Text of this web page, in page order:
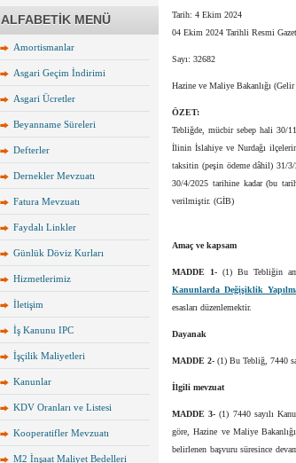
ALFABETİK MENÜ
Amortismanlar
Asgari Geçim İndirimi
Asgari Ücretler
Beyanname Süreleri
Defterler
Dernekler Mevzuatı
Fatura Mevzuatı
Faydalı Linkler
Günlük Döviz Kurları
Hizmetlerimiz
İletişim
İş Kanunu IPC
İşçilik Maliyetleri
Kanunlar
KDV Oranları ve Listesi
Kooperatifler Mevzuatı
M2 İnşaat Maliyet Bedelleri
Tarih: 4 Ekim 2024
04 Ekim 2024 Tarihli Resmi
Sayı: 32682
Hazine ve Maliye Bakanlığı (Gelir
ÖZET:
Tebliğde, mücbir sebep hali 30/
İlinin İslahiye ve Nurdağı
taksitin (peşin ödeme dâhil) 31/
30/4/2025 tarihine kadar (bu
verilmiştir. (GİB)
Amaç ve kapsam
MADDE 1- (1) Bu Tebliğin
Kanunlarda Değişiklik
esasları düzenlemektir.
Dayanak
MADDE 2- (1) Bu Tebliğ, 7440
İlgili mevzuat
MADDE 3-(1) 7440 sayılı
göre, Hazine ve Maliye
belirlenen başvuru süresince